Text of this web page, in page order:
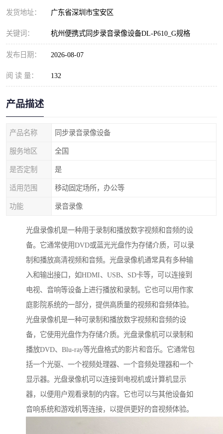
发货地址： 广东省深圳市宝安区
关键词： 杭州便携式同步录音录像设备DL-P610_G规格
发布日期： 2026-08-07
阅 读 量： 132
产品描述
产品名称 同步录音录像设备
服务地区 全国
是否定制 是
适用范围 移动固定场所，办公等
功能 录音录像
光盘录像机是一种用于录制和播放数字视频和音频的设
备。它通常使用DVD或蓝光光盘作为存储介质，可以录
制和播放高清视频和音频。光盘录像机通常具有多种输
入和输出接口，如HDMI、USB、SD卡等，可以连接到
电视、音响等设备上进行播放和录制。它也可以用作家
庭影院系统的一部分，提供高质量的视频和音频体验。
光盘录像机是一种可录制和播放数字视频和音频的设
备，它使用光盘作为存储介质。光盘录像机可以录制和
播放DVD、Blu-ray等光盘格式的影片和音乐。它通常包
括一个光驱、一个视频处理器、一个音频处理器和一个
显示器。光盘录像机可以连接到电视机或计算机显示
器，以便用户观看录制的内容。它也可以与其他设备如
音响系统和游戏机等连接，以提供更好的音视频体验。